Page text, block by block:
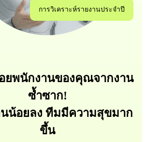
การวิเคราะห์รายงานประจำปี
ยพนักงานของคุณจากงาน
ซ้ำซาก!
นน้อยลง ทีมมีความสุขมาก
ขึ้น